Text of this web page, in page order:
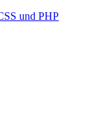
und PHP